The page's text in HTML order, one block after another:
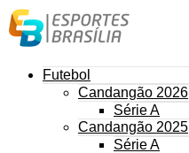
Futebol
Candangão 2026
Série A
Candangão 2025
Série A